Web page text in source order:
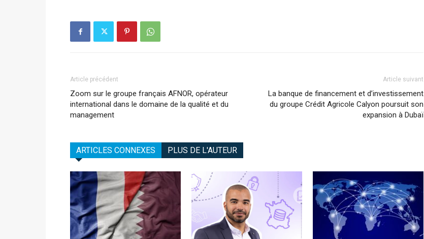
Article précédent
Zoom sur le groupe français AFNOR, opérateur
international dans le domaine de la qualité et du
management
Article suivant
La banque de financement et d’investissement
du groupe Crédit Agricole Calyon poursuit son
expansion à Dubaï
ARTICLES CONNEXES PLUS DE L'AUTEUR